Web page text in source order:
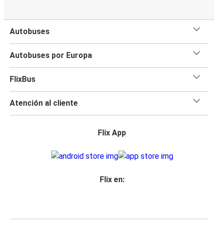
Autobuses
Autobuses por Europa
FlixBus
Atención al cliente
Flix App
Flix en: